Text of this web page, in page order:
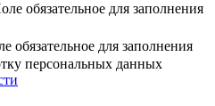
обязательное для заполнения
обязательное для заполнения
персональных данных